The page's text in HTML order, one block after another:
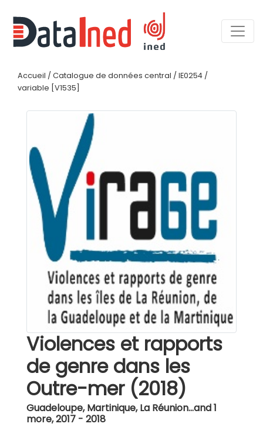
Accueil / Catalogue de données central / IE0254 /
variable [V1535]
Violences et rapports
de genre dans les
Outre-mer (2018)
Guadeloupe, Martinique, La Réunion...and 1
more,2017 - 2018